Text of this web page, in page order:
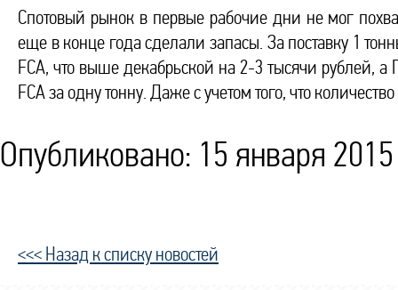
Спотовый рынок в первые рабочие дни не мог
еще в конце года сделали запасы. За поставку 1
FCA, что выше декабрьской на 2-3 тысячи рублей,
FCA за одну тонну. Даже с учетом того, что
Опубликовано: 15 января 2015
<<< Назад к списку новостей